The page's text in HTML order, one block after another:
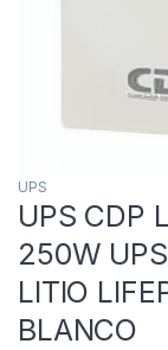
UPS
UPS CDP
250W
LITIO
BLANCO